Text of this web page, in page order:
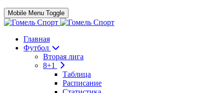
Mobile Menu Toggle
Главная
Футбол
Вторая лига
8+1
Таблица
Расписание